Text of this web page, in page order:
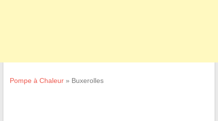
Pompe à Chaleur» Buxerolles